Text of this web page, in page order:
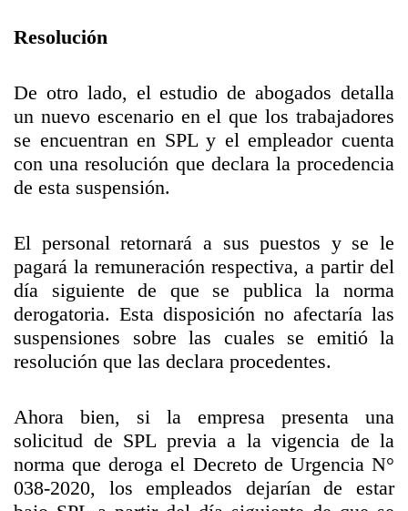
Resolución
De otro lado, el estudio de abogados detalla
un nuevo escenario en el que los trabajadores
se encuentran en SPL y el empleador cuenta
con una resolución que declara la procedencia
de esta suspensión.
El personal retornará a sus puestos y se le
pagará la remuneración respectiva, a partir del
día siguiente de que se publica la norma
derogatoria. Esta disposición no afectaría las
suspensiones sobre las cuales se emitió la
resolución que las declara procedentes.
Ahora bien, si la empresa presenta una
solicitud de SPL previa a la vigencia de la
norma que deroga el Decreto de Urgencia N°
038-2020, los empleados dejarían de estar